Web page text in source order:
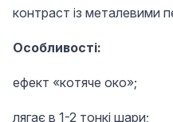
контраст із металевими
Особливості:
ефект «котяче око»;
лягає в 1-2 тонкі шари;